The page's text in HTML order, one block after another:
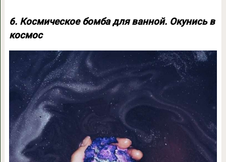
6. Космическое бомба для ванной. Окунись в
космос